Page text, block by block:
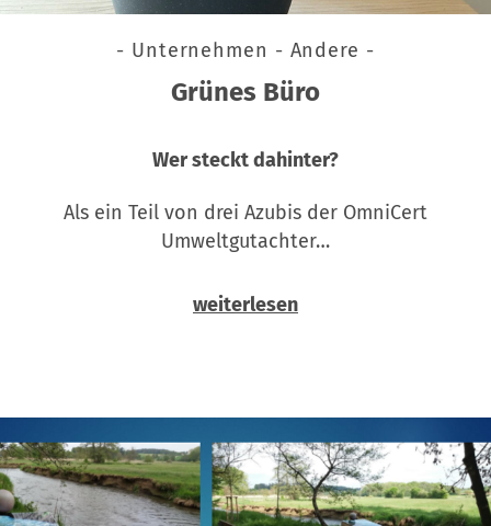
- Unternehmen - Andere -
Grünes Büro
Wer steckt dahinter?
Als ein Teil von drei Azubis der OmniCert
Umweltgutachter…
weiterlesen